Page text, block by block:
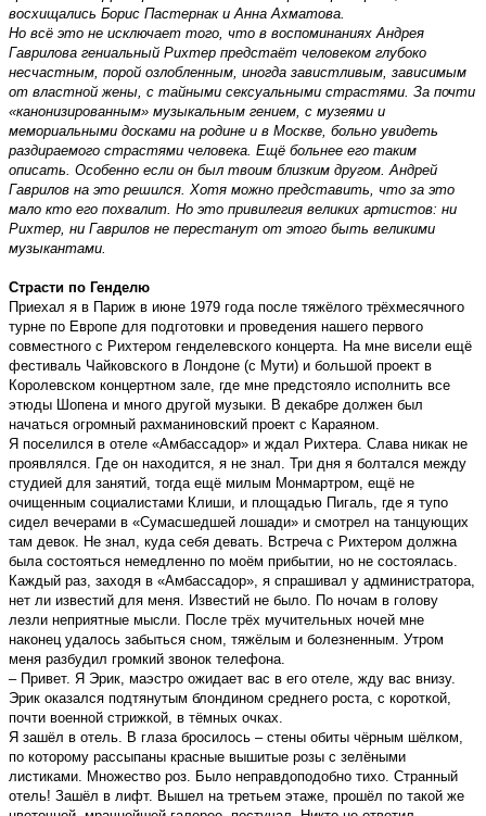
восхищались Борис Пастернак и Анна Ахматова.
Но всё это не исключает того, что в воспоминаниях Андрея
Гаврилова гениальный Рихтер предстаёт человеком глубоко
несчастным, порой озлобленным, иногда завистливым, зависимым
от властной жены, с тайными сексуальными страстями. За почти
«канонизированным» музыкальным гением, с музеями и
мемориальными досками на родине и в Москве, больно увидеть
раздираемого страстями человека. Ещё больнее его таким
описать. Особенно если он был твоим близким другом. Андрей
Гаврилов на это решился. Хотя можно представить, что за это
мало кто его похвалит. Но это привилегия великих артистов: ни
Рихтер, ни Гаврилов не перестанут от этого быть великими
музыкантами.
Страсти по Генделю
Приехал я в Париж в июне 1979 года после тяжёлого трёхмесячного
турне по Европе для подготовки и проведения нашего первого
совместного с Рихтером генделевского концерта. На мне висели ещё
фестиваль Чайковского в Лондоне (с Мути) и большой проект в
Королевском концертном зале, где мне предстояло исполнить все
этюды Шопена и много другой музыки. В декабре должен был
начаться огромный рахманиновский проект с Караяном.
Я поселился в отеле «Амбассадор» и ждал Рихтера. Слава никак не
проявлялся. Где он находится, я не знал. Три дня я болтался между
студией для занятий, тогда ещё милым Монмартром, ещё не
очищенным социалистами Клиши, и площадью Пигаль, где я тупо
сидел вечерами в «Сумасшедшей лошади» и смотрел на танцующих
там девок. Не знал, куда себя девать. Встреча с Рихтером должна
была состояться немедленно по моём прибытии, но не состоялась.
Каждый раз, заходя в «Амбассадор», я спрашивал у администратора,
нет ли известий для меня. Известий не было. По ночам в голову
лезли неприятные мысли. После трёх мучительных ночей мне
наконец удалось забыться сном, тяжёлым и болезненным. Утром
меня разбудил громкий звонок телефона.
– Привет. Я Эрик, маэстро ожидает вас в его отеле, жду вас внизу.
Эрик оказался подтянутым блондином среднего роста, с короткой,
почти военной стрижкой, в тёмных очках.
Я зашёл в отель. В глаза бросилось – стены обиты чёрным шёлком,
по которому рассыпаны красные вышитые розы с зелёными
листиками. Множество роз. Было неправдоподобно тихо. Странный
отель! Зашёл в лифт. Вышел на третьем этаже, прошёл по такой же